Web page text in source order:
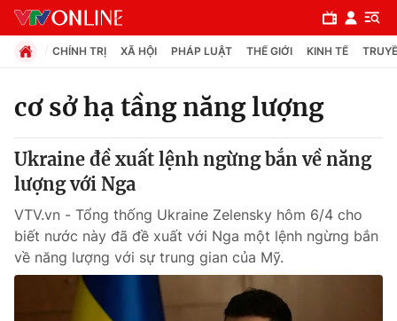
Chuyên mục
Chính trị
Xã hội
Pháp luật
CHÍNH TRỊ XÃ HỘI PHÁP LUẬT THẾ GIỚI KINH TẾ
cơ sở hạ tầng năng lượng
Ukraine đề xuất lệnh ngừng bắn về năng
lượng với Nga
VTV.vn - Tổng thống Ukraine Zelensky hôm 6/4 cho
biết nước này đã đề xuất với Nga một lệnh ngừng bắn
về năng lượng với sự trung gian của Mỹ.